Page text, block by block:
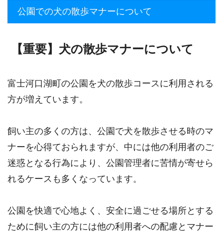
公園での犬の散歩マナーについて
【重要】犬の散歩マナーについて
富士河口湖町の公園を犬の散歩コースに利用される
方が増えています。
飼い主の多くの方は、公園で犬を散歩させる時のマ
ナーを心得ておられますが、中には他の利用者のご
迷惑となる行為により、公園管理者に苦情が寄せら
れるケースも多くなっています。
公園を快適で心地よく、安全に過ごせる場所とする
ために飼い主の方には他の利用者への配慮とマナー